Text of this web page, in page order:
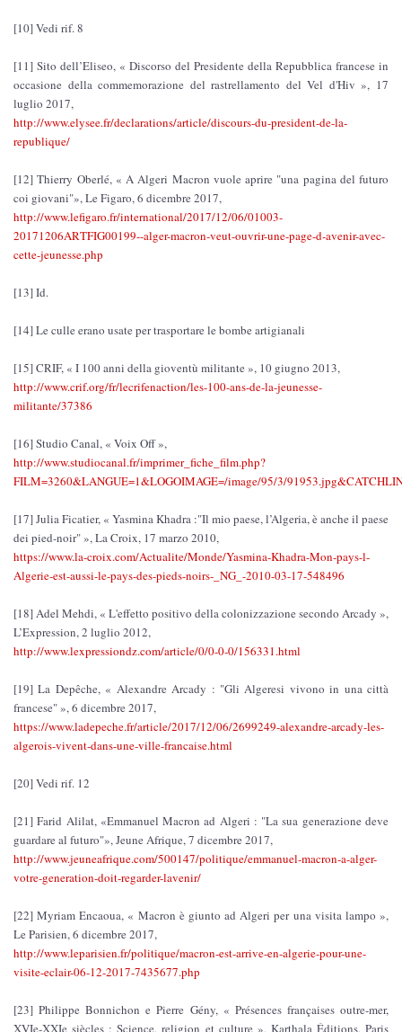
[10] Vedi rif. 8
[11] Sito dell’Eliseo, « Discorso del Presidente della Repubblica francese in
occasione della commemorazione del rastrellamento del Vel d'Hiv », 17
luglio 2017,
http://www.elysee.fr/declarations/article/discours-du-president-de-la-
republique/
[12] Thierry Oberlé, « A Algeri Macron vuole aprire "una pagina del futuro
coi giovani"», Le Figaro, 6 dicembre 2017,
http://www.lefigaro.fr/international/2017/12/06/01003-
20171206ARTFIG00199--alger-macron-veut-ouvrir-une-page-d-avenir-avec-
cette-jeunesse.php
[13] Id.
[14] Le culle erano usate per trasportare le bombe artigianali
[15] CRIF, « I 100 anni della gioventù militante », 10 giugno 2013,
http://www.crif.org/fr/lecrifenaction/les-100-ans-de-la-jeunesse-
militante/37386
[16] Studio Canal, « Voix Off »,
http://www.studiocanal.fr/imprimer_fiche_film.php?
FILM=3260&LANGUE=1&LOGOIMAGE=/image/95/3/
[17] Julia Ficatier, « Yasmina Khadra :"Il mio paese, l’Algeria, è anche il paese
dei pied-noir" », La Croix, 17 marzo 2010,
https://www.la-croix.com/Actualite/Monde/Yasmina-Khadra-Mon-pays-l-
Algerie-est-aussi-le-pays-des-pieds-noirs-_NG_-2010-03-17-548496
[18] Adel Mehdi, « L'effetto positivo della colonizzazione secondo Arcady »,
L’Expression, 2 luglio 2012,
http://www.lexpressiondz.com/article/0/0-0-0/156331.html
[19] La Depêche, « Alexandre Arcady : "Gli Algeresi vivono in una città
francese" », 6 dicembre 2017,
https://www.ladepeche.fr/article/2017/12/06/2699249-alexandre-arcady-les-
algerois-vivent-dans-une-ville-francaise.html
[20] Vedi rif. 12
[21] Farid Alilat, «Emmanuel Macron ad Algeri : "La sua generazione deve
guardare al futuro"», Jeune Afrique, 7 dicembre 2017,
http://www.jeuneafrique.com/500147/politique/emmanuel-macron-a-alger-
votre-generation-doit-regarder-lavenir/
[22] Myriam Encaoua, « Macron è giunto ad Algeri per una visita lampo »,
Le Parisien, 6 dicembre 2017,
http://www.leparisien.fr/politique/macron-est-arrive-en-algerie-pour-une-
visite-eclair-06-12-2017-7435677.php
[23] Philippe Bonnichon e Pierre Gény, « Présences françaises outre-mer,
XVIe-XXIe siècles : Science, religion et culture », Karthala Éditions, Paris